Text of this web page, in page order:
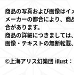
商品の写真および画像はイ
メーカーの都合により、
合があります。
商品の詳細につきましては
画像・テキストの無断転載
©上海アリス幻樂団 illust：